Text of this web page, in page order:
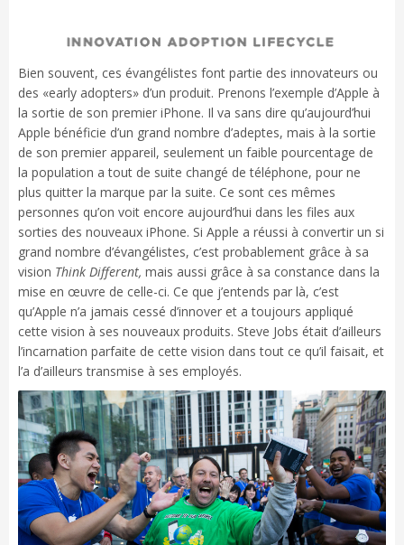
Bien souvent, ces évangélistes font partie des innovateurs ou
des «early adopters» d’un produit. Prenons l’exemple d’Apple à
la sortie de son premier iPhone. Il va sans dire qu’aujourd’hui
Apple bénéficie d’un grand nombre d’adeptes, mais à la sortie
de son premier appareil, seulement un faible pourcentage de
la population a tout de suite changé de téléphone, pour ne
plus quitter la marque par la suite. Ce sont ces mêmes
personnes qu’on voit encore aujourd’hui dans les files aux
sorties des nouveaux iPhone. Si Apple a réussi à convertir un si
grand nombre d’évangélistes, c’est probablement grâce à sa
vision Think Different, mais aussi grâce à sa constance dans la
mise en œuvre de celle-ci. Ce que j’entends par là, c’est
qu’Apple n’a jamais cessé d’innover et a toujours appliqué
cette vision à ses nouveaux produits. Steve Jobs était d’ailleurs
l’incarnation parfaite de cette vision dans tout ce qu’il faisait, et
l’a d’ailleurs transmise à ses employés.